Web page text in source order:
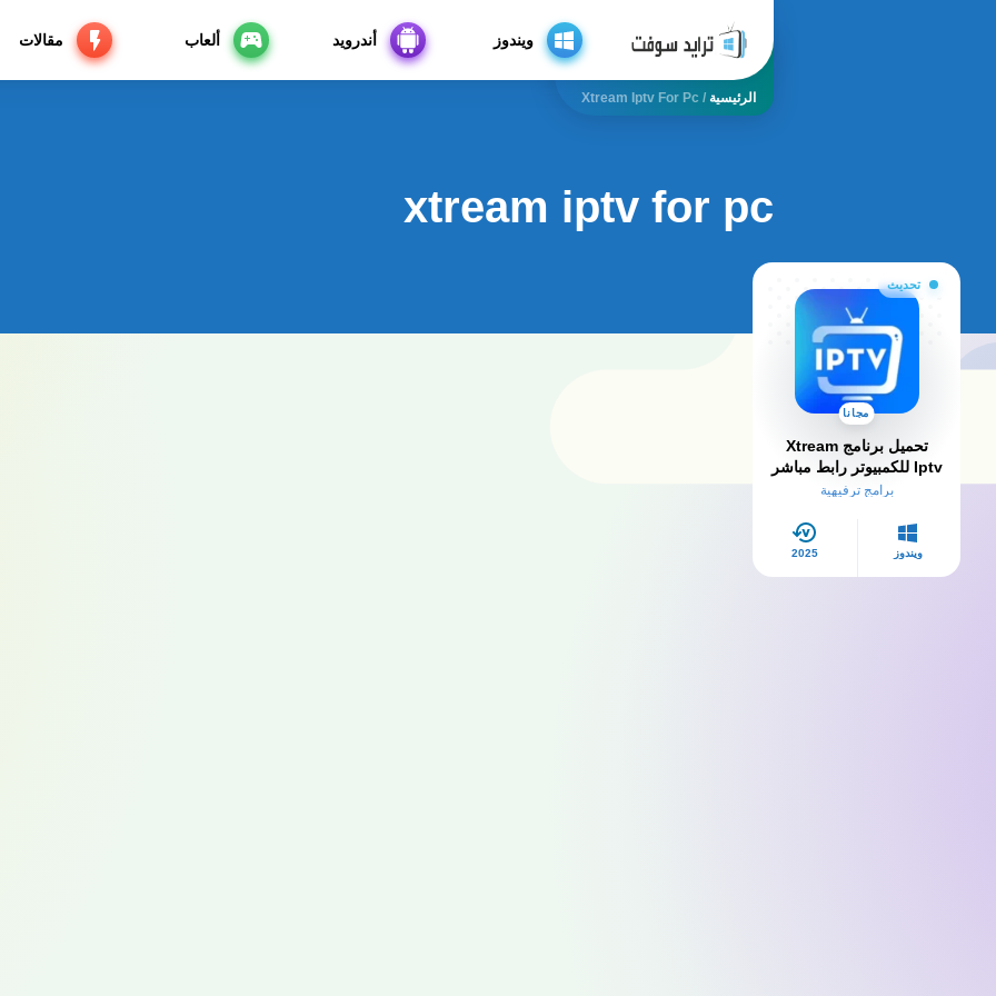
ويندوز أندرويد ألعاب مقالات
الرئيسية /
Xtream Iptv For Pc
xtream iptv for pc
تحديث
مجانا
تحميل برنامج Xtream
Iptv للكمبيوتر​ رابط مباشر
كامل 2026
برامج ترفيهية
ويندوز 2025